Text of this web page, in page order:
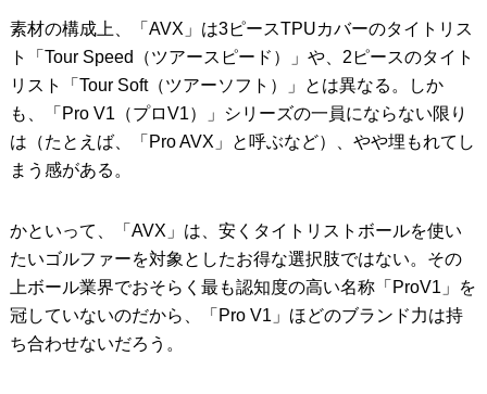
素材の構成上、「AVX」は3ピースTPUカバーのタイトリス
ト「Tour Speed（ツアースピード）」や、2ピースのタイト
リスト「Tour Soft（ツアーソフト）」とは異なる。しか
も、「Pro V1（プロV1）」シリーズの一員にならない限り
は（たとえば、「Pro AVX」と呼ぶなど）、やや埋もれてし
まう感がある。
かといって、「AVX」は、安くタイトリストボールを使い
たいゴルファーを対象としたお得な選択肢ではない。その
上ボール業界でおそらく最も認知度の高い名称「ProV1」を
冠していないのだから、「Pro V1」ほどのブランド力は持
ち合わせないだろう。
WEDGES ウェッジ
PUTTERS パター
OTHER その他
Editor’s Picks 編集部のおすすめ
Our Mission 私たちの使命
ABOUT US MyGolfSpyJapanとは？